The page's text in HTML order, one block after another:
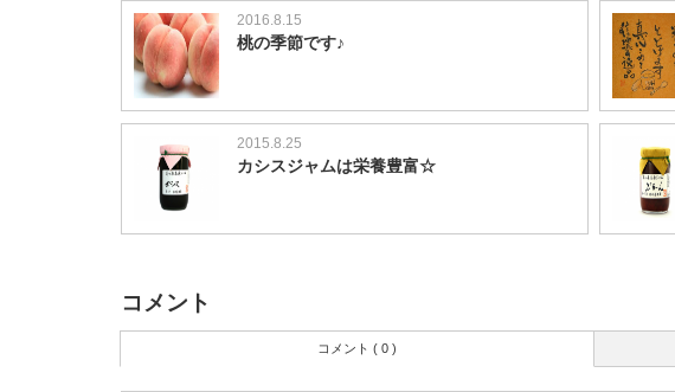
2016.8.15
桃の季節です♪
2015.8.25
カシスジャムは栄養豊富☆
コメント
コメント ( 0 )